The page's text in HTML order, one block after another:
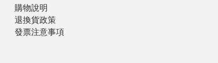
購物說明
退換貨政策
發票注意事項